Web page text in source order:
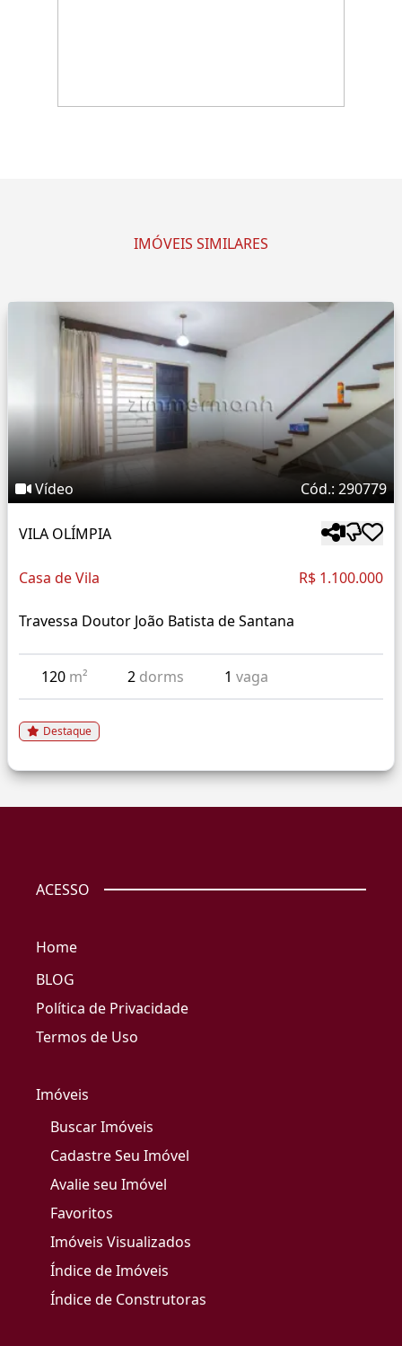
IMÓVEIS SIMILARES
Vídeo Cód.: 290779
VILA OLÍMPIA
Casa de Vila R$ 1.100.000
Travessa Doutor João Batista de Santana
120 m² 2 dorms 1vaga
Destaque
ACESSO
Home
BLOG
Política de Privacidade
Termos de Uso
Imóveis
Buscar Imóveis
Cadastre Seu Imóvel
Avalie seu Imóvel
Favoritos
Imóveis Visualizados
Índice de Imóveis
Índice de Construtoras